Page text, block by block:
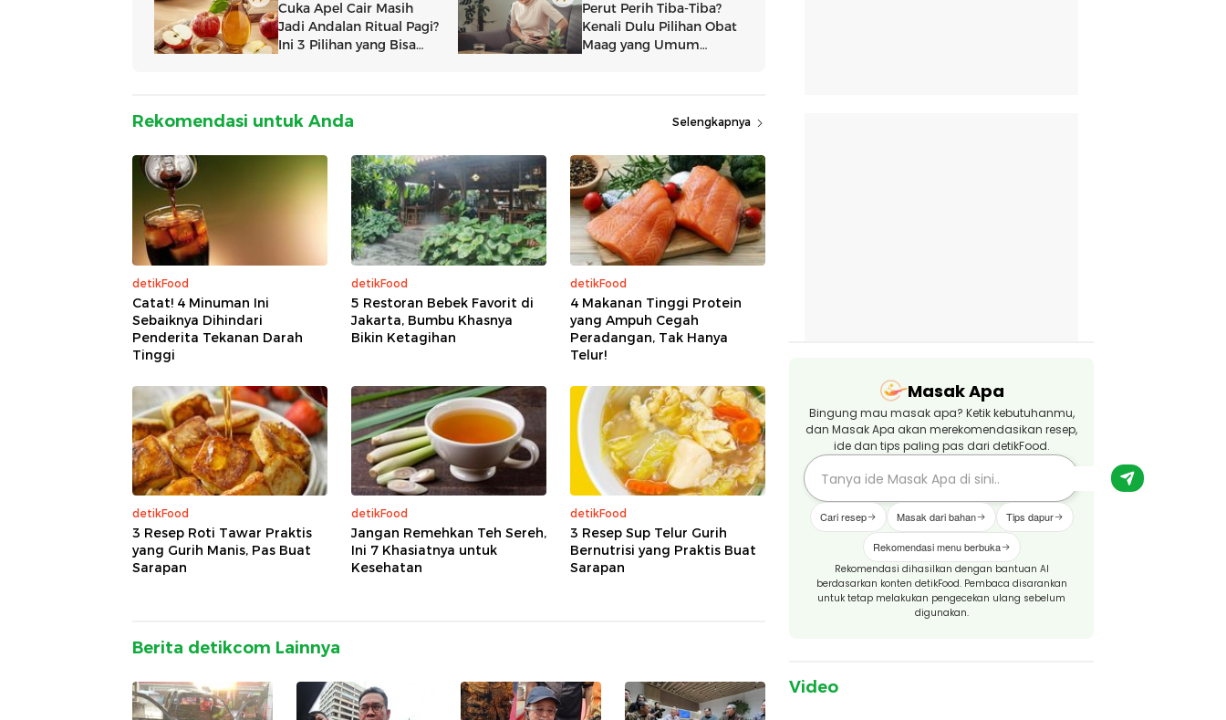
Rekomendasi untuk Anda Selengkapnya
detikFood
Catat! 4 Minuman Ini
Sebaiknya Dihindari
Penderita Tekanan Darah
Tinggi
detikFood
5 Restoran Bebek Favorit di
Jakarta, Bumbu Khasnya
Bikin Ketagihan
detikFood
4 Makanan Tinggi Protein
yang Ampuh Cegah
Peradangan, Tak Hanya
Telur!
detikFood
3 Resep Roti Tawar Praktis
yang Gurih Manis, Pas Buat
Sarapan
detikFood
Jangan Remehkan Teh Sereh,
Ini 7 Khasiatnya untuk
Kesehatan
detikFood
3 Resep Sup Telur Gurih
Bernutrisi yang Praktis Buat
Sarapan
Berita detikcom Lainnya
Masak Apa
Bingung mau masak apa? Ketik kebutuhanmu,
dan Masak Apa akan merekomendasikan resep,
ide dan tips paling pas dari detikFood.
Cari resep Masak dari bahan Tips dapur
Rekomendasi menu berbuka
Rekomendasi dihasilkan dengan bantuan AI
berdasarkan konten detikFood. Pembaca disarankan
untuk tetap melakukan pengecekan ulang sebelum
digunakan.
Video